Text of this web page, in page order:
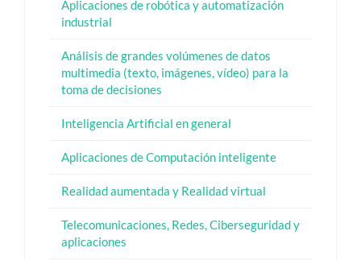
Aplicaciones de robótica y automatización
industrial
Análisis de grandes volúmenes de datos
multimedia (texto, imágenes, vídeo) para la
toma de decisiones
Inteligencia Artificial en general
Aplicaciones de Computación inteligente
Realidad aumentada y Realidad virtual
Telecomunicaciones, Redes, Ciberseguridad y
aplicaciones